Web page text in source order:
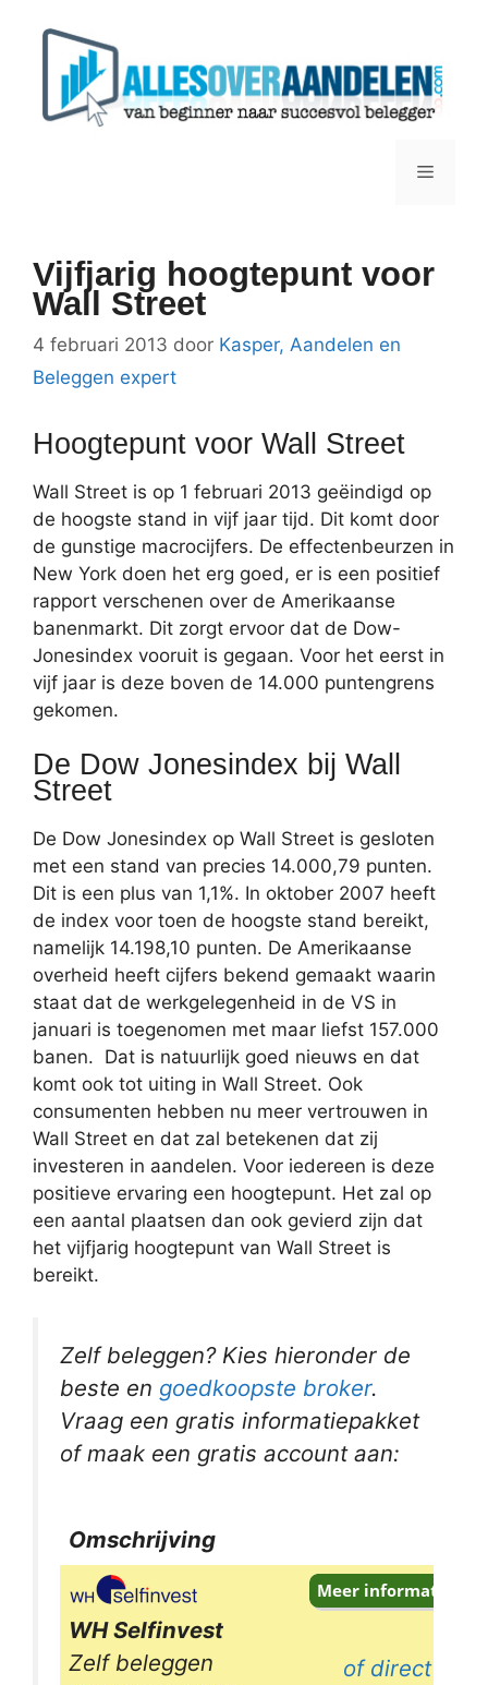
Menu
Vijfjarig hoogtepunt voor
Wall Street
4 februari 2013 door Kasper, Aandelen en
Beleggen expert
Hoogtepunt voor Wall Street
Wall Street is op 1 februari 2013 geëindigd op
de hoogste stand in vijf jaar tijd. Dit komt door
de gunstige macrocijfers. De effectenbeurzen in
New York doen het erg goed, er is een positief
rapport verschenen over de Amerikaanse
banenmarkt. Dit zorgt ervoor dat de Dow-
Jonesindex vooruit is gegaan. Voor het eerst in
vijf jaar is deze boven de 14.000 puntengrens
gekomen.
De Dow Jonesindex bij Wall
Street
De Dow Jonesindex op Wall Street is gesloten
met een stand van precies 14.000,79 punten.
Dit is een plus van 1,1%. In oktober 2007 heeft
de index voor toen de hoogste stand bereikt,
namelijk 14.198,10 punten. De Amerikaanse
overheid heeft cijfers bekend gemaakt waarin
staat dat de werkgelegenheid in de VS in
januari is toegenomen met maar liefst 157.000
banen. Dat is natuurlijk goed nieuws en dat
komt ook tot uiting in Wall Street. Ook
consumenten hebben nu meer vertrouwen in
Wall Street en dat zal betekenen dat zij
investeren in aandelen. Voor iedereen is deze
positieve ervaring een hoogtepunt. Het zal op
een aantal plaatsen dan ook gevierd zijn dat
het vijfjarig hoogtepunt van Wall Street is
bereikt.
Zelf beleggen? Kies hieronder de
beste en goedkoopste broker.
Vraag een gratis informatiepakket
of maak een gratis account aan:
Omschrijving
Omschrijving
WH Selfinvest
Zelf beleggen
of direct